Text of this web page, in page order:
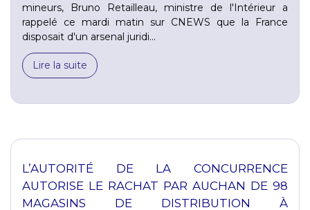
mineurs, Bruno Retailleau, ministre de l'Intérieur a
rappelé ce mardi matin sur CNEWS que la France
disposait d'un arsenal juridi...
Lire la suite
L’AUTORITÉ DE LA CONCURRENCE
AUTORISE LE RACHAT PAR AUCHAN DE 98
MAGASINS DE DISTRIBUTION À